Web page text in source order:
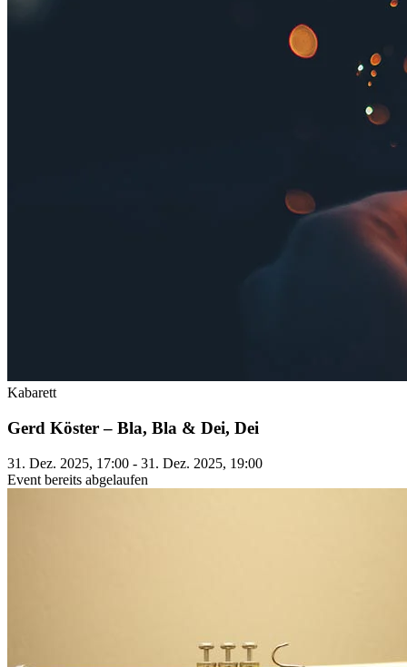
Kabarett
Gerd Köster – Bla, Bla & Dei, Dei
31. Dez. 2025, 17:00 - 31. Dez. 2025, 19:00
Event bereits abgelaufen